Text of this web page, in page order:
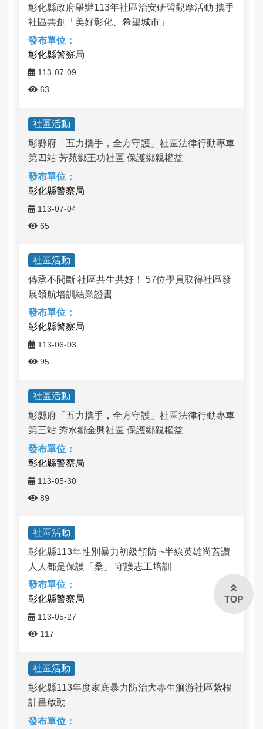
秀水鄉馬興社區
二林鎮華崙社區
二林鎮萬興社區
彰化市安溪社區
彰化市復興社區
員林市南興社區
彰化縣政府舉辦113年社區治安研習觀摩活動 攜手
社區共創「美好彰化、希望城市」
彰化縣警察局
113-07-09
63
社區活動
彰縣府「五力攜手，全方守護」社區法律行動專車
第四站 芳苑鄉王功社區 保護鄉親權益
彰化縣警察局
113-07-04
65
社區活動
傳承不間斷 社區共生共好！ 57位學員取得社區發
展領航培訓結業證書
彰化縣警察局
113-06-03
95
社區活動
彰縣府「五力攜手，全方守護」社區法律行動專車
第三站 秀水鄉金興社區 保護鄉親權益
彰化縣警察局
113-05-30
89
社區活動
彰化縣113年性別暴力初級預防 ~半線英雄尚蓋讚
人人都是保護「桑」 守護志工培訓
彰化縣警察局
113-05-27
117
社區活動
彰化縣113年度家庭暴力防治大專生洄游社區紮根
計畫啟動
TOP